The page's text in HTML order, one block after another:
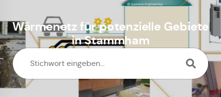
Wärmenetz für potenzielle Gebiete
in Stammham